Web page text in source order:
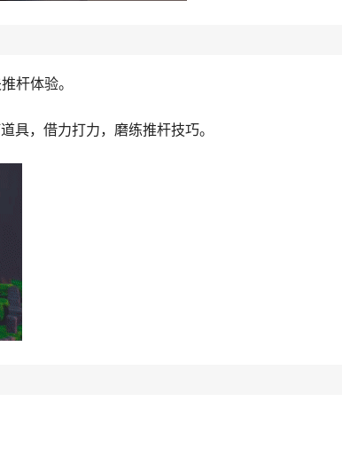
杆体验。
具，借力打力，磨练推杆技巧。